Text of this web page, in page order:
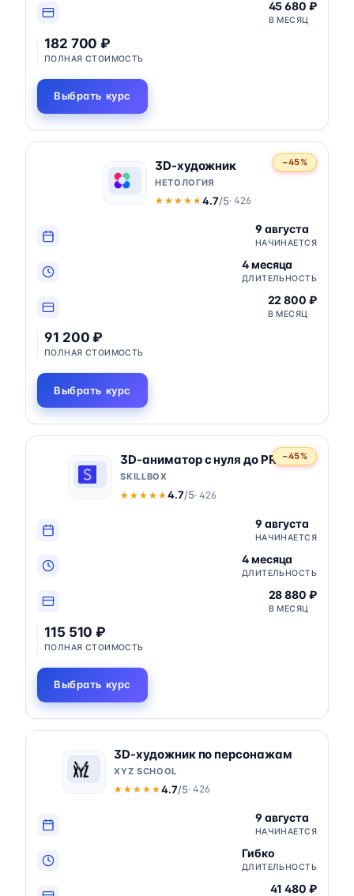
45 680 ₽
В МЕСЯЦ
182 700 ₽
ПОЛНАЯ СТОИМОСТЬ
Выбрать курс
−45%
3D-художник
НЕТОЛОГИЯ
★★★★★
★★★★★ 4.7/5· 426
9 августа
НАЧИНАЕТСЯ
4 месяца
ДЛИТЕЛЬНОСТЬ
22 800 ₽
В МЕСЯЦ
91 200 ₽
ПОЛНАЯ СТОИМОСТЬ
Выбрать курс
−45%
3D-аниматор с нуля до PRO
SKILLBOX
★★★★★
★★★★★4.7/5· 426
9 августа
НАЧИНАЕТСЯ
4 месяца
ДЛИТЕЛЬНОСТЬ
28 880 ₽
В МЕСЯЦ
115 510 ₽
ПОЛНАЯ СТОИМОСТЬ
Выбрать курс
3D-художник по персонажам
XYZ SCHOOL
★★★★★
★★★★★4.7/5· 426
9 августа
НАЧИНАЕТСЯ
Гибко
ДЛИТЕЛЬНОСТЬ
41 480 ₽